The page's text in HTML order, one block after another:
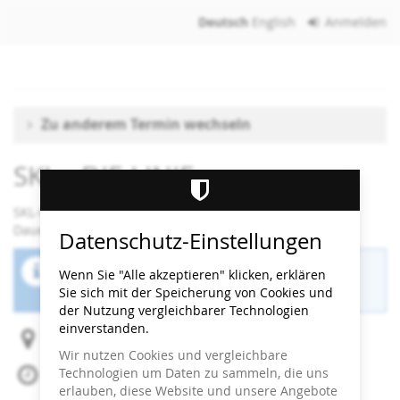
Deutsch English Anmelden
Zu anderem Termin wechseln
SKL - DIE LINIE
SKL-Workshop
Dauer: 90 Minuten
Der Buchungszeitraum für diese Veranstaltung
ist beendet.
Heidi Horten Collection
Mi, 21. Januar 2026
Beginn:09:00Uhr
Datenschutz-Einstellungen
Wenn Sie "Alle akzeptieren" klicken, erklären
Sie sich mit der Speicherung von Cookies und
der Nutzung vergleichbarer Technologien
einverstanden.
Wir nutzen Cookies und vergleichbare
Technologien um Daten zu sammeln, die uns
erlauben, diese Website und unsere Angebote